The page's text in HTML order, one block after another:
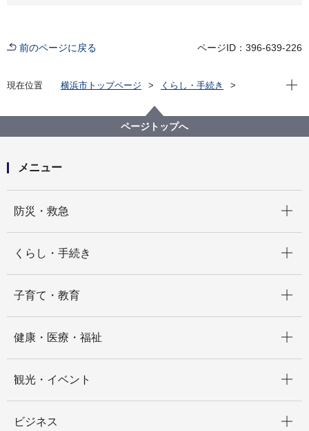
前のページに戻る ページID：396-639-226
現在位置 横浜市トップページ
くらし・手続き
セミナー・イベント情報
夏休み自由学習2025～動物愛護センターのお仕事～
【終了しました！たくさんのご参加ありがとうござい
現在
ページトップへ
メニュー
防災・救急
くらし・手続き
子育て・教育
健康・医療・福祉
観光・イベント
ビジネス